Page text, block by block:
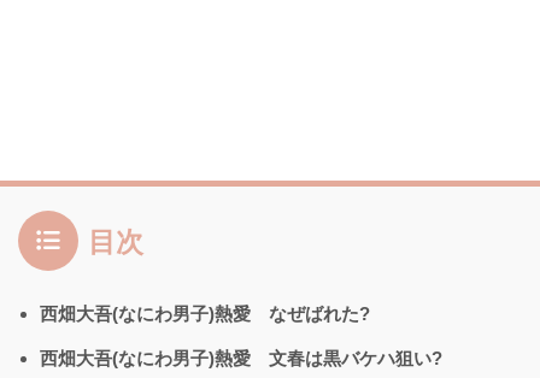
目次
西畑大吾(なにわ男子)熱愛 なぜばれた?
西畑大吾(なにわ男子)熱愛 文春は黒バケハ狙い?